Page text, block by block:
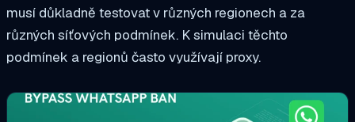
musí důkladně testovat v různých regionech a za
různých síťových podmínek. K simulaci těchto
podmínek a regionů často využívají proxy.